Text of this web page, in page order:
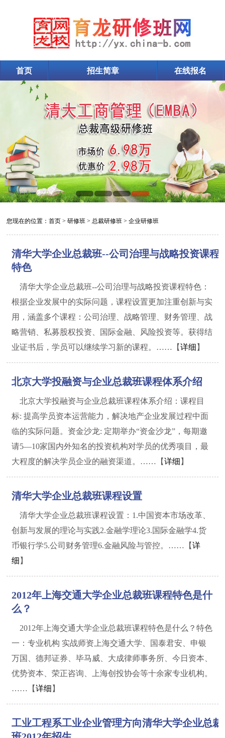
企业研修班
首页 招生简章 在线报名
1 2 3 4
您现在的位置：首页 >研修班 >总裁研修班 >企业研修班
清华大学企业总裁班--公司治理与战略投资课程
特色
清华大学企业总裁班--公司治理与战略投资课程特色：
根据企业发展中的实际问题，课程设置更加注重创新与实
用，涵盖多个课程：公司治理、战略管理、财务管理、战
略营销、私募股权投资、国际金融、风险投资等。获得结
业证书后，学员可以继续学习新的课程。……【详细 】
北京大学投融资与企业总裁班课程体系介绍
北京大学投融资与企业总裁班课程体系介绍：课程目
标: 提高学员资本运营能力，解决地产企业发展过程中面
临的实际问题。资金沙龙: 定期举办“资金沙龙”，每期邀
请5—10家国内外知名的投资机构对学员的优秀项目，最
大程度的解决学员企业的融资渠道。……【详细 】
清华大学企业总裁班课程设置
清华大学企业总裁班课程设置：1.中国资本市场改革、
创新与发展的理论与实践2.金融学理论3.国际金融学4.货
币银行学5.公司财务管理6.金融风险与管控。……【详
细 】
2012年上海交通大学企业总裁班课程特色是什
么？
2012年上海交通大学企业总裁班课程特色是什么？特色
一：专业机构 实战师资上海交通大学、国泰君安、申银
万国、德邦证券、毕马威、大成律师事务所、今日资本、
优势资本、荣正咨询、上海创投协会等十余家专业机构。
……【详细 】
工业工程系工业企业管理方向清华大学企业总裁